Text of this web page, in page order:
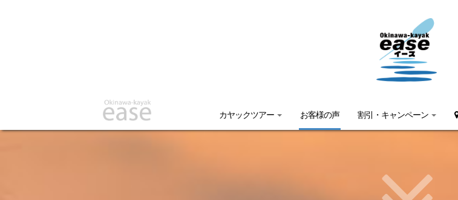
カヤックツアー お客様の声 割引・キャンペーン